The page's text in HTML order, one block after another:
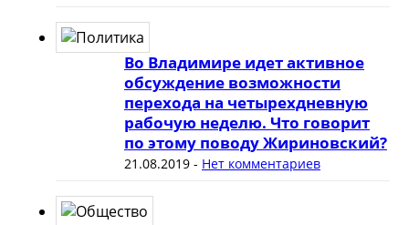
Во Владимире идет активное
обсуждение возможности
перехода на четырехдневную
рабочую неделю. Что говорит
по этому поводу Жириновский?
21.08.2019- Нет комментариев